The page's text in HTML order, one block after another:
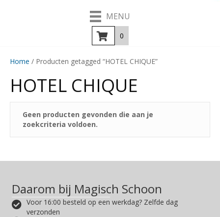
MENU
0
Home / Producten getagged “HOTEL CHIQUE”
HOTEL CHIQUE
Geen producten gevonden die aan je
zoekcriteria voldoen.
Daarom bij Magisch Schoon
Voor 16:00 besteld op een werkdag? Zelfde dag
verzonden